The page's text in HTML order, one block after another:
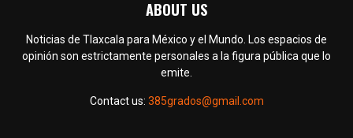
ABOUT US
Noticias de Tlaxcala para México y el Mundo. Los espacios de
opinión son estrictamente personales a la figura pública que lo
emite.
Contact us: 385grados@gmail.com